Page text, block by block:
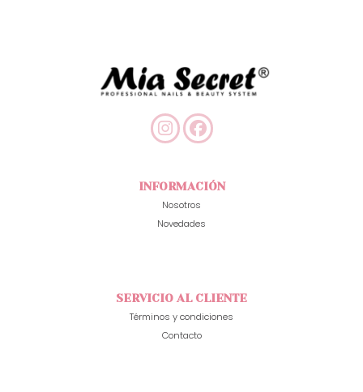
INFORMACIÓN
Nosotros
Novedades
SERVICIO AL CLIENTE
Términos y condiciones
Contacto